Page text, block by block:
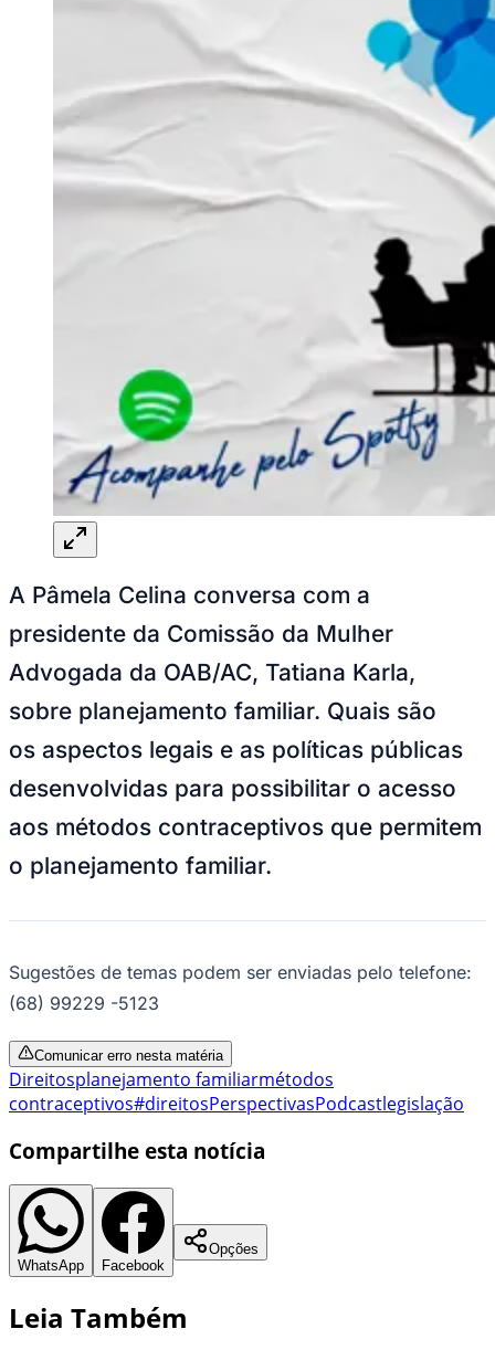
A Pâmela Celina conversa com a
presidente da Comissão da Mulher
Advogada da OAB/AC, Tatiana Karla,
sobre planejamento familiar. Quais são
os aspectos legais e as políticas públicas
desenvolvidas para possibilitar o acesso
aos métodos contraceptivos que permitem
o planejamento familiar.
Sugestões de temas podem ser enviadas pelo telefone:
(68) 99229 -5123
Comunicar erro nesta matéria
Direitosplanejamento familiarmétodos
contraceptivos#direitosPerspectivasPodcastlegislação
Compartilhe esta notícia
WhatsApp Facebook
Opções
Leia Também